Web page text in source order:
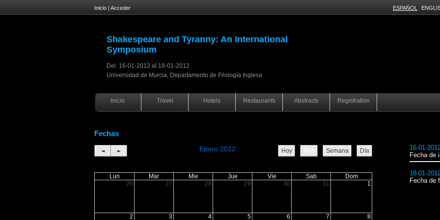
Inicio | Acceder ESPAÑOL
Shakespeare and Tyranny: An International
Symposium
Del 16-01-2012 al 18-01-2012
Universidad de Murcia, Departamento de Filología Inglesa
Inicio Travel Hotels Restaurants Abstracts Registration
Fechas
◄ ► Enero 2012 Hoy Semana Día
Lun Mar Mie Jue Vie Sab
Dom
26
27 28 29 30 31 1
2 3 4 5 6 7 8
16-01-
Fecha de
18-01-
Fecha de